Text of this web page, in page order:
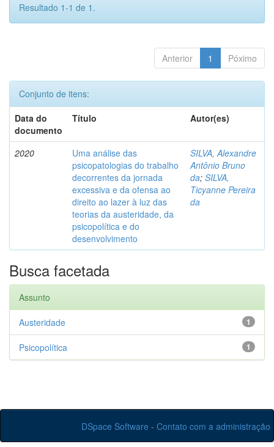
Resultado 1-1 de 1.
Anterior 1 Póximo
Conjunto de itens:
Data do
documento
Título Autor(es)
2020
Uma análise das
psicopatologias do trabalho
decorrentes da jornada
excessiva e da ofensa ao
direito ao lazer à luz das
teorias da austeridade, da
psicopolítica e do
desenvolvimento
SILVA, Alexandre
Antônio Bruno
da; SILVA,
Ticyanne Pereira
da
Busca facetada
Assunto
1
Austeridade
1
Psicopolítica
DSpace Software - Contato com a administração